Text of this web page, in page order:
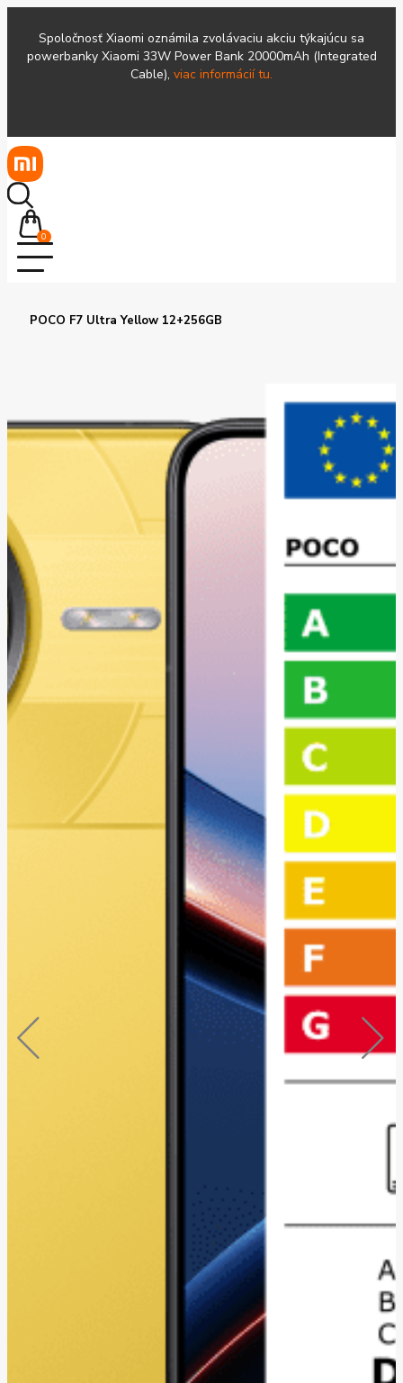
Spoločnosť Xiaomi oznámila zvolávaciu akciu týkajúcu sa
powerbanky Xiaomi 33W Power Bank 20000mAh (Integrated
Cable), viac informácií tu.
0
POCO F7 Ultra Yellow 12+256GB